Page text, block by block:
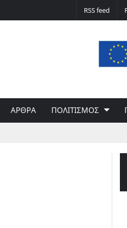
Δε φταίει ο άνεμος… Φταίει η πολιτική
του Γιώργου Σαχίνη
RSS feed
ΑΡΘΡΑ ΠΟΛΙΤΙΣΜΟΣ